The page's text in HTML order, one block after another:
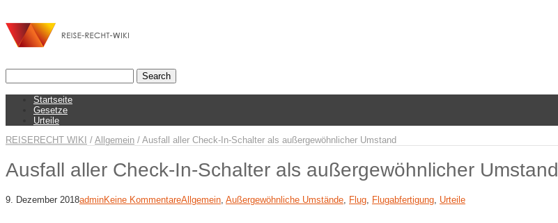
Startseite
Gesetze
Urteile
REISERECHT WIKI / Allgemein / Ausfall aller Check-​In-​Schalter als außergewöhnlicher Umstand
Ausfall aller Check-​In-​Schalter als außergewöhnlicher Umstand
9. Dezember 2018adminKeine KommentareAllgemein Außergewöhnliche Umstände Flug Flugabfertigung Urteile